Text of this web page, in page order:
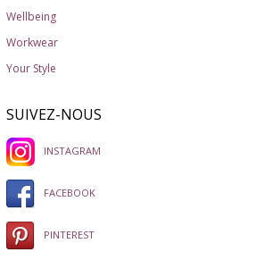
Wellbeing
Workwear
Your Style
SUIVEZ-NOUS
INSTAGRAM
FACEBOOK
PINTEREST